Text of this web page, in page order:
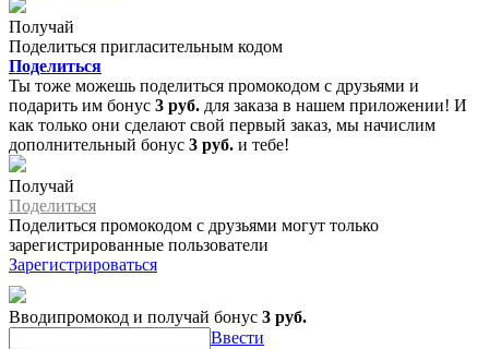
Получай
Поделиться пригласительным кодом
Поделиться
Ты тоже можешь поделиться промокодом с друзьями и
подарить им бонус 3 руб. для заказа в нашем приложении! И
как только они сделают свой первый заказ, мы начислим
дополнительный бонус 3 руб. и тебе!
Получай
Поделиться
Поделиться промокодом с друзьями могут только
зарегистрированные пользователи
Зарегистрироваться
Вводипромокод и получай бонус 3 руб.
Ввести